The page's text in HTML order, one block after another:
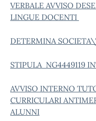
VERBALE AVVISO
LINGUE DOCENTI
DETERMINA
STIPULA NG4449119
AVVISO INTERNO
CURRICULARI
ALUNNI